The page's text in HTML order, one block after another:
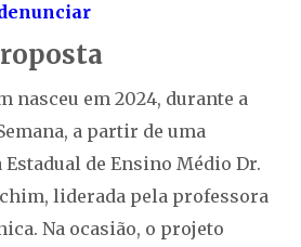
nasceu em 2024, durante a
a partir de uma
de Ensino Médio Dr.
liderada pela professora
Na ocasião, o projeto